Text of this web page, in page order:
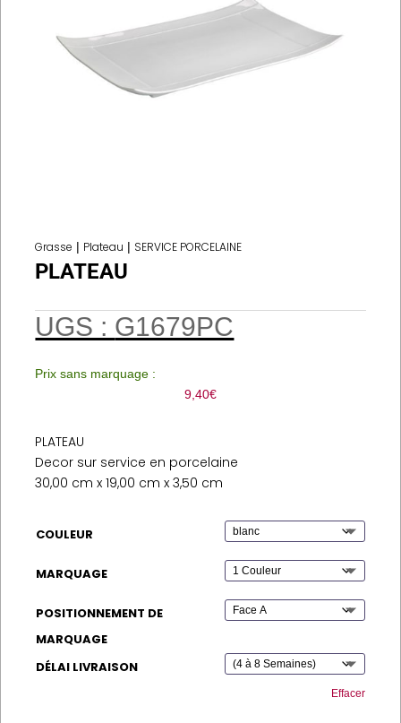
Grasse | Plateau | SERVICE PORCELAINE
PLATEAU
UGS : G1679PC
Prix sans marquage :
9,40€
PLATEAU
Decor sur service en porcelaine
30,00 cm x 19,00 cm x 3,50 cm
COULEUR
MARQUAGE
POSITIONNEMENT DE
MARQUAGE
DÉLAI LIVRAISON
Effacer